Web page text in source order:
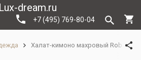
Lux-dream.ru
+7 (495) 769-80-04
Халат-кимоно махровый Roberto